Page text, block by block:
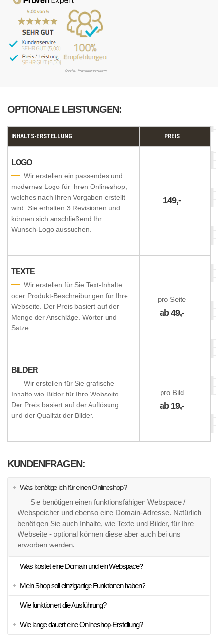
OPTIONALE LEISTUNGEN:
INHALTS-ERSTELLUNG PREIS
LOGO
Wir erstellen ein passendes und
modernes Logo für Ihren Onlineshop,
welches nach Ihren Vorgaben erstellt
wird. Sie erhalten 3 Revisionen und
können sich anschließend Ihr
Wunsch-Logo aussuchen.
149,-
TEXTE
Wir erstellen für Sie Text-Inhalte
oder Produkt-Beschreibungen für Ihre
Webseite. Der Preis basiert auf der
Menge der Anschläge, Wörter und
Sätze.
pro Seite
ab 49,-
BILDER
Wir erstellen für Sie grafische
Inhalte wie Bilder für Ihre Webseite.
Der Preis basiert auf der Auflösung
und der Qualität der Bilder.
pro Bild
ab 19,-
KUNDENFRAGEN:
Was benötige ich für einen Onlineshop?
Sie benötigen einen funktionsfähigen Webspace /
Webspeicher und ebenso eine Domain-Adresse. Natürlich
benötigen Sie auch Inhalte, wie Texte und Bilder, für Ihre
Webseite - optional können diese aber auch bei uns
erworben werden.
Was kostet eine Domain und ein Webspace?
Mein Shop soll einzigartige Funktionen haben?
Wie funktioniert die Ausführung?
Wie lange dauert eine Onlineshop-Erstellung?